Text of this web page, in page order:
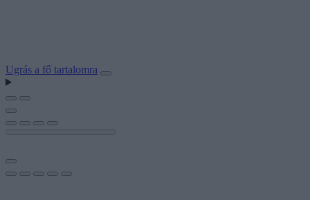
Ugrás a fő tartalomra